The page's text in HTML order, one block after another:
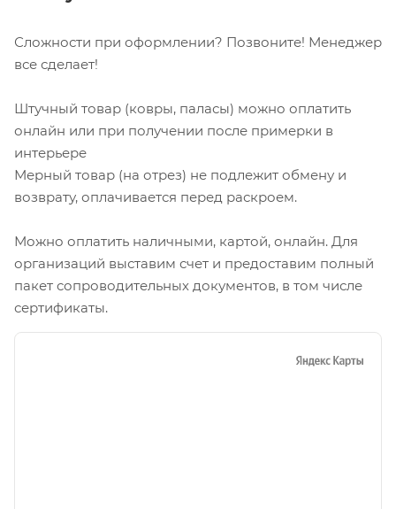
Сложности при оформлении? Позвоните! Менеджер
все сделает!
Штучный товар (ковры, паласы) можно оплатить
онлайн или при получении после примерки в
интерьере
Мерный товар (на отрез) не подлежит обмену и
возврату, оплачивается перед раскроем.
Можно оплатить наличными, картой, онлайн. Для
организаций выставим счет и предоставим полный
пакет сопроводительных документов, в том числе
сертификаты.